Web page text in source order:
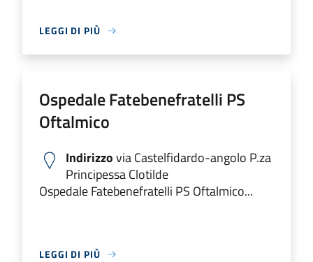
LEGGI DI PIÙ
Ospedale Fatebenefratelli PS
Oftalmico
Indirizzovia Castelfidardo-angolo P.za
Principessa Clotilde
Ospedale Fatebenefratelli PS Oftalmico...
LEGGI DI PIÙ